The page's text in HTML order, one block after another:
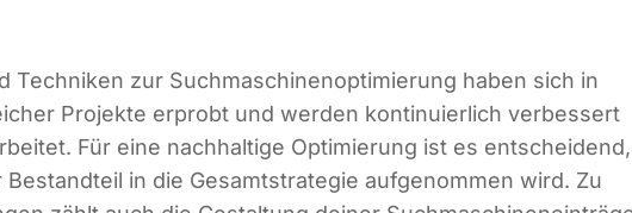
Tech­ni­ken zur Such­ma­schi­nen­op­ti­mie­rung haben sich in
Pro­jek­te erprobt und wer­den kon­ti­nu­ier­lich ver­bes­sert
Für eine nach­hal­ti­ge Opti­mie­rung ist es ent­schei­dend,
in die Gesamt­stra­te­gie auf­ge­nom­men wird. Zu